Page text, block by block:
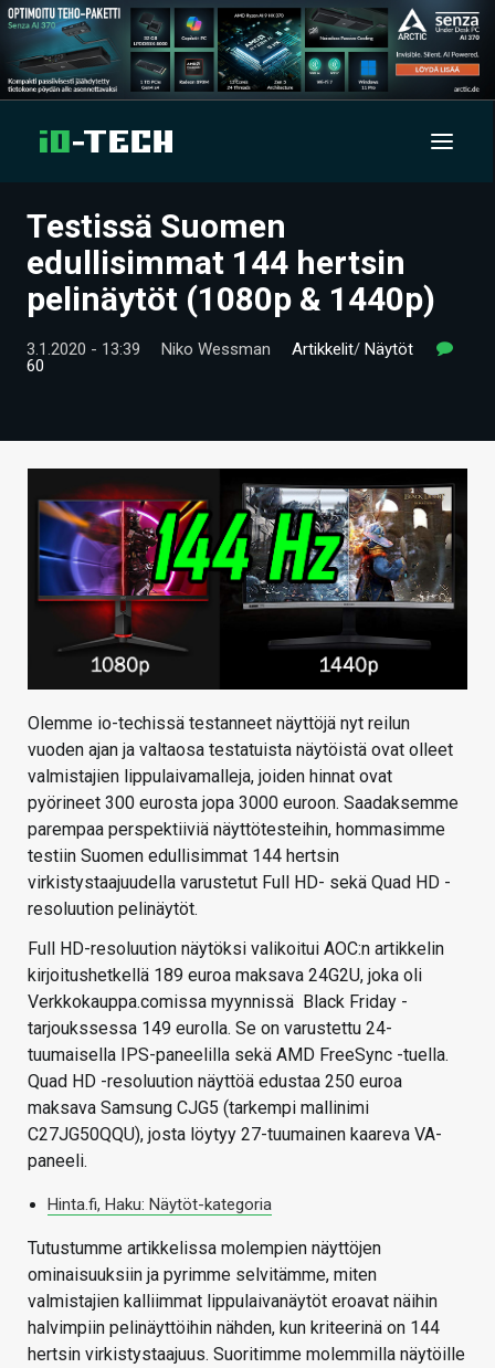
UUTISET
ARTIKKELIT
VIDEOT
KAUPPA
VAIHDA TEEMA
Testissä Suomen
edullisimmat 144 hertsin
pelinäytöt (1080p & 1440p)
3.1.2020 - 13:39 Niko Wessman Artikkelit/ Näytöt
60
Olemme io-techissä testanneet näyttöjä nyt reilun
vuoden ajan ja valtaosa testatuista näytöistä ovat olleet
valmistajien lippulaivamalleja, joiden hinnat ovat
pyörineet 300 eurosta jopa 3000 euroon. Saadaksemme
parempaa perspektiiviä näyttötesteihin, hommasimme
testiin Suomen edullisimmat 144 hertsin
virkistystaajuudella varustetut Full HD- sekä Quad HD -
resoluution pelinäytöt.
Full HD-resoluution näytöksi valikoitui AOC:n artikkelin
kirjoitushetkellä 189 euroa maksava 24G2U, joka oli
Verkkokauppa.comissa myynnissä Black Friday -
tarjoukssessa 149 eurolla. Se on varustettu 24-
tuumaisella IPS-paneelilla sekä AMD FreeSync -tuella.
Quad HD -resoluution näyttöä edustaa 250 euroa
maksava Samsung CJG5 (tarkempi mallinimi
C27JG50QQU), josta löytyy 27-tuumainen kaareva VA-
paneeli.
Hinta.fi, Haku: Näytöt-kategoria
Tutustumme artikkelissa molempien näyttöjen
ominaisuuksiin ja pyrimme selvitämme, miten
valmistajien kalliimmat lippulaivanäytöt eroavat näihin
halvimpiin pelinäyttöihin nähden, kun kriteerinä on 144
hertsin virkistystaajuus. Suoritimme molemmilla näytöille